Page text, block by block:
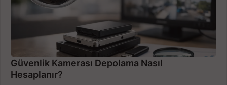
Güvenlik Kamerası Depolama Nasıl
Hesaplanır?